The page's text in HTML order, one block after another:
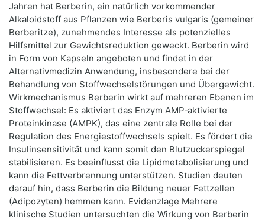
Jahren hat Berberin, ein natürlich vorkommender
Alkaloidstoff aus Pflanzen wie Berberis vulgaris (gemeiner
Berberitze), zunehmendes Interesse als potenzielles
Hilfsmittel zur Gewichtsreduktion geweckt. Berberin wird
in Form von Kapseln angeboten und findet in der
Alternativmedizin Anwendung, insbesondere bei der
Behandlung von Stoffwechselstörungen und Übergewicht.
Wirkmechanismus Berberin wirkt auf mehreren Ebenen im
Stoffwechsel: Es aktiviert das Enzym AMP‑aktivierte
Proteinkinase (AMPK), das eine zentrale Rolle bei der
Regulation des Energiestoffwechsels spielt. Es fördert die
Insulinsensitivität und kann somit den Blutzuckerspiegel
stabilisieren. Es beeinflusst die Lipidmetabolisierung und
kann die Fettverbrennung unterstützen. Studien deuten
darauf hin, dass Berberin die Bildung neuer Fettzellen
(Adipozyten) hemmen kann. Evidenzlage Mehrere
klinische Studien untersuchten die Wirkung von Berberin